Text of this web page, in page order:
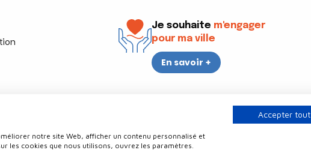
Je souhaite m'engager
pour ma ville
En savoir +
ContactPolitique de confidentialitéPlan du site
notre site Web, afficher un contenu personnalisé et
les cookies que nous utilisons, ouvrez les paramètres.
Accepter tout